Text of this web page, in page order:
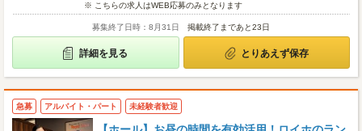
※ こちらの求人はWEB応募のみとなります
募集終了日時：8月31日 掲載終了まであと23日
詳細を見る とりあえず保存
急募 アルバイト・パート 未経験者歓迎